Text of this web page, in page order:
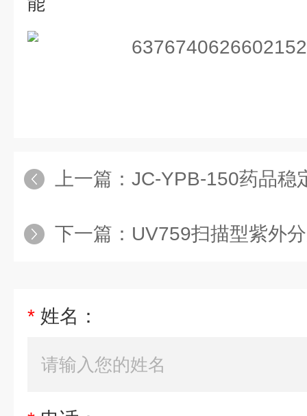
上一篇： JC-YPB-150药品稳
下一篇： UV759扫描型紫外
* 姓名：